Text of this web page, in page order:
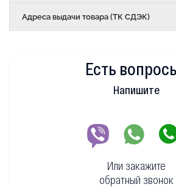
Адреса выдачи товара (ТК СДЭК)
Есть
Напишите
Или закажите
обратный звонок